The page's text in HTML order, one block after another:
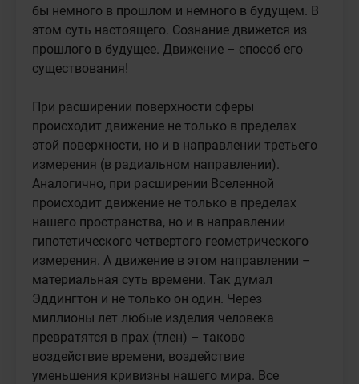
бы немного в прошлом и немного в будущем. В
этом суть настоящего. Сознание движется из
прошлого в будущее. Движение – способ его
существования!
При расширении поверхности сферы
происходит движение не только в пределах
этой поверхности, но и в направлении третьего
измерения (в радиальном направлении).
Аналогично, при расширении Вселенной
происходит движение не только в пределах
нашего пространства, но и в направлении
гипотетического четвертого геометрического
измерения. А движение в этом направлении –
материальная суть времени. Так думал
Эддингтон и не только он один. Через
миллионы лет любые изделия человека
превратятся в прах (тлен) – таково
воздействие времени, воздействие
уменьшения кривизны нашего мира. Все